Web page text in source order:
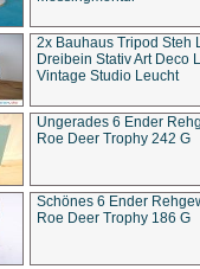
2x Bauhaus Tripod Steh
Dreibein Stativ Art Deco
Vintage Studio Leucht
Ungerades 6 Ender
Roe Deer Trophy 242 G
Schönes 6 Ender
Roe Deer Trophy 186 G